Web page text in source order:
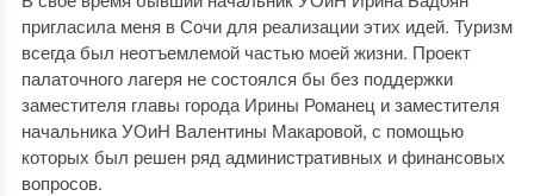
пригласила меня в Сочи для реализации этих идей. Туризм
всегда был неотъемлемой частью моей жизни. Проект
палаточного лагеря не состоялся бы без поддержки
заместителя главы города Ирины Романец и заместителя
начальника УОиН Валентины Макаровой, с помощью
которых был решен ряд административных и финансовых
вопросов.